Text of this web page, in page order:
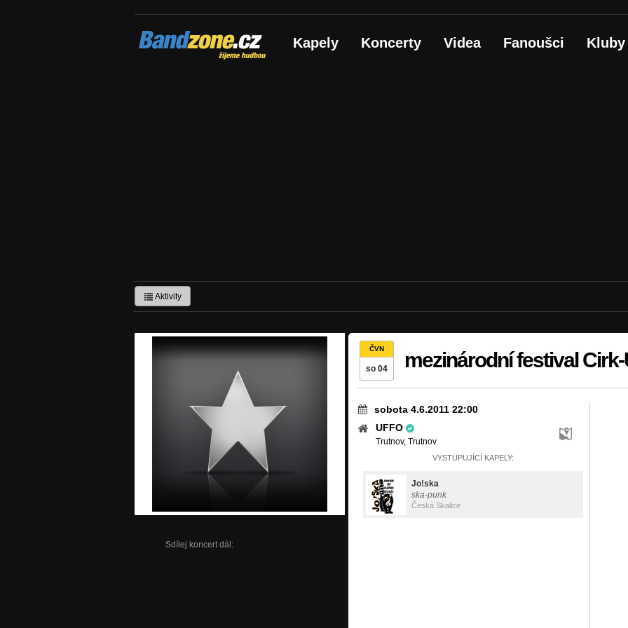
Bandzone.cz
žijeme hudbou Kapely Koncerty Videa Fanoušci Kluby
Aktivity
Sdílej koncert dál:
ČVN
so 04 mezinárodní festival Cirk-
sobota 4.6.2011 22:00
UFFO
Trutnov, Trutnov
VYSTUPUJÍCÍ KAPELY:
Jo!ska
ska-punk
Česká Skalice